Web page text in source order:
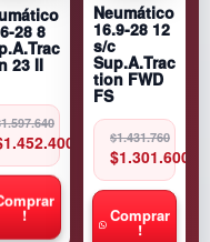
28 8
23 II
1.597.640
1.452.400
!
Neumático
16.9-28 12
s/c
Sup.A.Trac
tion FWD
FS
$1.431.760
Original
price
was:
$1.431.760.
$1.301.600
Current
price
is:
$1.301.600.
Comprar
!